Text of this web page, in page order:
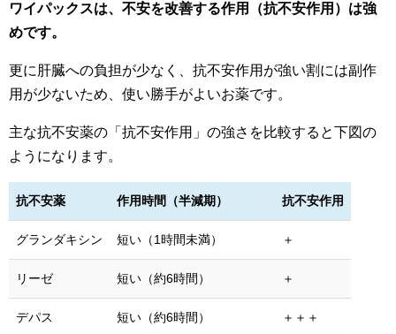
ワイパックスは、不安を改善する作用（抗不安作用）は強
めです。
更に肝臓への負担が少なく、抗不安作用が強い割には副作
用が少ないため、使い勝手がよいお薬です。
主な抗不安薬の「抗不安作用」の強さを比較すると下図の
ようになります。
抗不安薬 作用時間（半減期） 抗不安作用
グランダキシン 短い（1時間未満） ＋
リーゼ 短い（約6時間） ＋
デパス 短い（約6時間） ＋＋＋